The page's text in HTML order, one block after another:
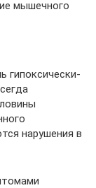
мышечного
гипоксически-
нарушения в